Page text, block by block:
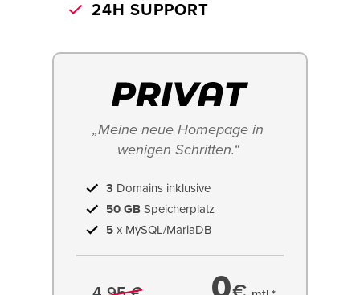
24H SUPPORT
„Meine neue Homepage in
wenigen Schritten.“
3 Domains inklusive
50 GB Speicherplatz
5 x MySQL/MariaDB